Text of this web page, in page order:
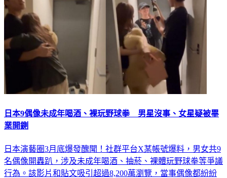
日本9偶像未成年喝酒、裸玩野球拳 男星沒事、女星疑被畢
業開鍘
日本演藝圈3月底爆發醜聞！社群平台X某帳號爆料，男女共9
名偶像開轟趴，涉及未成年喝酒、抽菸、裸體玩野球拳等爭議
行為。該影片和貼文吸引超過8,200萬瀏覽，當事偶像都紛紛